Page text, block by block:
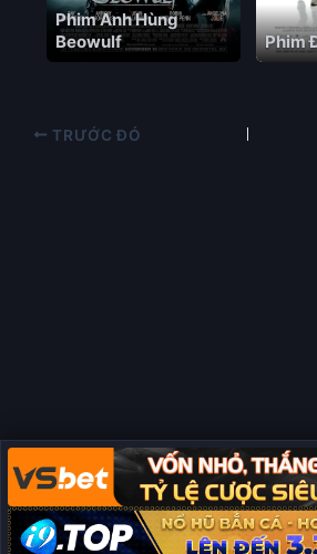
Phim Anh Hùng
Beowulf
Phim
TRƯỚC ĐÓ
Copyright © 2026 Phim